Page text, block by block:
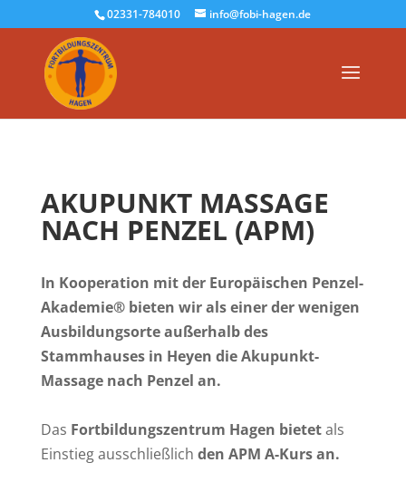
02331-784010 info@fobi-hagen.de
AKUPUNKT MASSAGE
NACH PENZEL (APM)
In Kooperation mit der Europäischen Penzel-
Akademie® bieten wir als einer der wenigen
Ausbildungsorte außerhalb des
Stammhauses in Heyen die Akupunkt-
Massage nach Penzel an.
Das Fortbildungszentrum Hagen bietetals
Einstieg ausschließlich den APM A-Kurs an.